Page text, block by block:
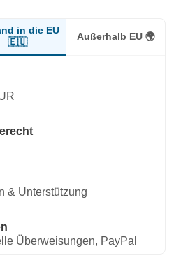
in die EU
🇪🇺
Außerhalb EU 🌍
& Unterstützung
Überweisungen, PayPal